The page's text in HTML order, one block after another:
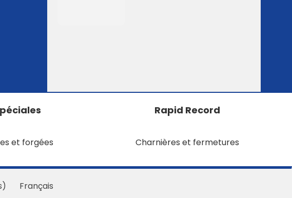
et forgées
Rapid Record
Charnières et fermetures
) Français